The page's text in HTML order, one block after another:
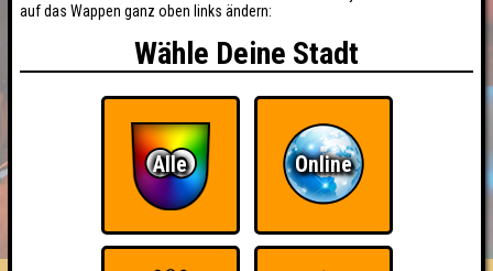
HIGHSCORE RESERVIERUNG
FAQ ÜBER UNS
auf das Wappen ganz oben links ändern:
Wähle Deine Stadt
Alle Online